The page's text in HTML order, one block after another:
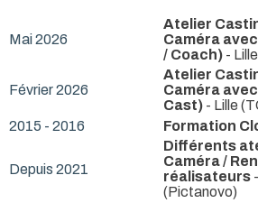
Mai 2026
Atelier
Caméra
/ Coach) -
Février 2026
Atelier
Caméra
Cast) - Lille
2015 - 2016
Formation
Depuis 2021
Différents
Caméra /
réalisateurs
(Pictanovo)